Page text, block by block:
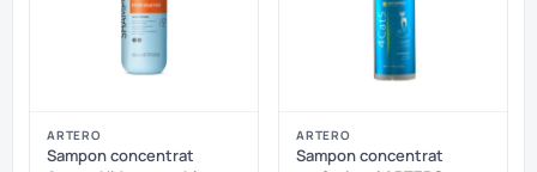
ARTERO
Sampon concentrat
ARTERO
Sampon concentrat